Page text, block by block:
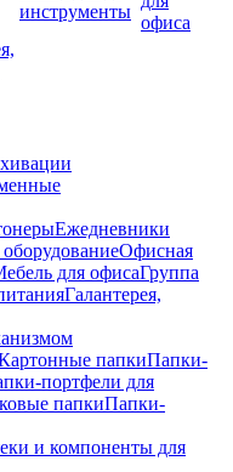
инструменты
офиса
Ежедневники
Офисная
для офисаГруппа
Галантерея,
папкиПапки-
портфели для
папкиПапки-
и компоненты для